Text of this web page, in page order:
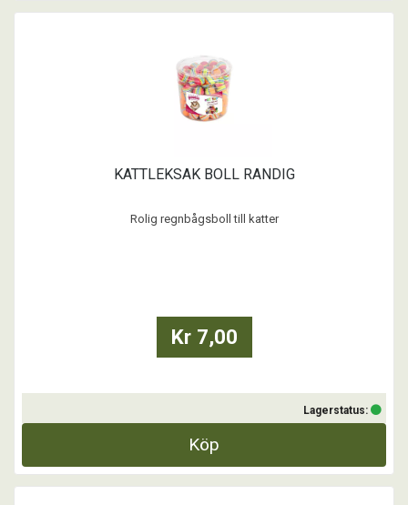
KATTLEKSAK BOLL RANDIG
Rolig regnbågsboll till katter
Kr 7,00
Lagerstatus:
Köp